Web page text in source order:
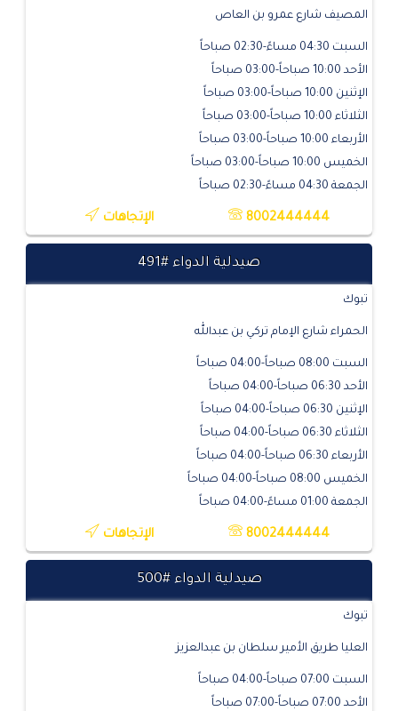
المصيف شارع عمرو بن العاص
السبت 04:30 مساءً-02:30 صباحاً
الأحد 10:00 صباحاً-03:00 صباحاً
الإثنين 10:00 صباحاً-03:00 صباحاً
الثلاثاء 10:00 صباحاً-03:00 صباحاً
الأربعاء 10:00 صباحاً-03:00 صباحاً
الخميس 10:00 صباحاً-03:00 صباحاً
الجمعة 04:30 مساءً-02:30 صباحاً
8002444444 الإتجاهات
صيدلية الدواء #491
تبوك
الحمراء شارع الإمام تركي بن عبدالله
السبت 08:00 صباحاً-04:00 صباحاً
الأحد 06:30 صباحاً-04:00 صباحاً
الإثنين 06:30 صباحاً-04:00 صباحاً
الثلاثاء 06:30 صباحاً-04:00 صباحاً
الأربعاء 06:30 صباحاً-04:00 صباحاً
الخميس 08:00 صباحاً-04:00 صباحاً
الجمعة 01:00 مساءً-04:00 صباحاً
8002444444 الإتجاهات
صيدلية الدواء #500
تبوك
العليا طريق الأمير سلطان بن عبدالعزيز
السبت 07:00 صباحاً-04:00 صباحاً
الأحد 07:00 صباحاً-07:00 صباحاً